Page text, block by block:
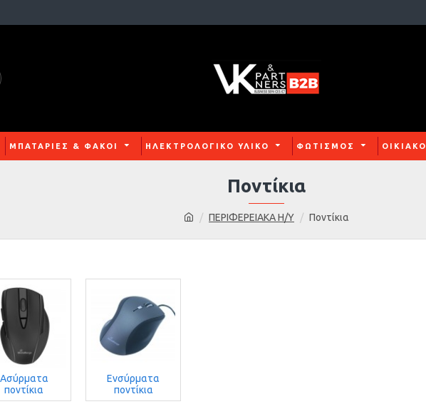
ΜΠΑΤΑΡΙΕΣ & ΦΑΚΟΙ ΗΛΕΚΤΡΟΛΟΓΙΚΟ ΥΛΙΚΟ ΦΩΤΙΣΜΟΣ
ΠΕΡΙΦΕΡΕΙΑΚΑ Η/Υ Ποντίκια
Ποντίκια
Ασύρματα
ποντίκια
Ενσύρματα
ποντίκια